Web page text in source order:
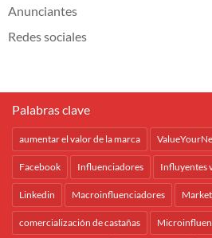
Anunciantes
Redes sociales
Palabras clave
aumentar el valor de la marca
Facebook Influenciadores Influyentes
Linkedin Macroinfluenciadores
comercialización de castañas